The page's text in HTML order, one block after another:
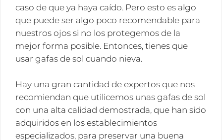
caso de que ya haya caído. Pero esto es algo
que puede ser algo poco recomendable para
nuestros ojos si no los protegemos de la
mejor forma posible. Entonces, tienes que
usar gafas de sol cuando nieva.
Hay una gran cantidad de expertos que nos
recomiendan que utilicemos unas gafas de sol
con una alta calidad demostrada, que han sido
adquiridos en los establecimientos
especializados, para preservar una buena